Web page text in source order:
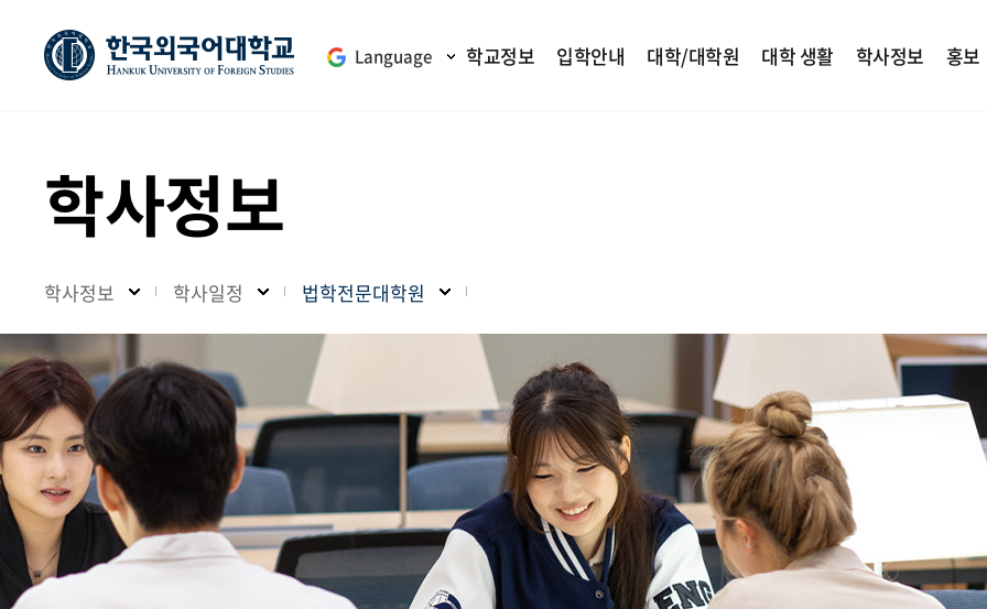
Language 학교정보 입학안내 대학/대학원 대학 생활 학사정보 홍보
학사정보
학사정보 학사일정 법학전문대학원